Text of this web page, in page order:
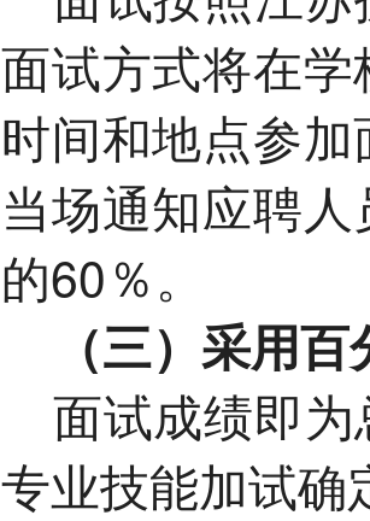
面试方式将在
时间和地点参
当场通知应聘
的60％。
（三）采用
面试成绩即
专业技能加试确